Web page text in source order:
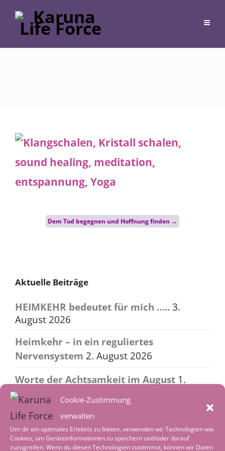
Cookie-Zustimmung
verwalten
Um dir ein optimales Erlebnis zu bieten, verwenden wir Technologien wie
Cookies, um Geräteinformationen zu speichern und/oder darauf
zuzugreifen. Wenn du diesen Technologien zustimmst, können wir Daten
Post
navigation
Dem Tod begegnen und Hoffnung finden →
Aktuelle Beiträge
HEIMKEHR bedeutet für mich …..3.
August 2026
Heimkehr – in ein reguliertes
Nervensystem 2. August 2026
Worte der Achtsamkeit im August 1.
August 2026
Tiefenentspannung – wenn die Welt leise
wird 4. Juli 2026